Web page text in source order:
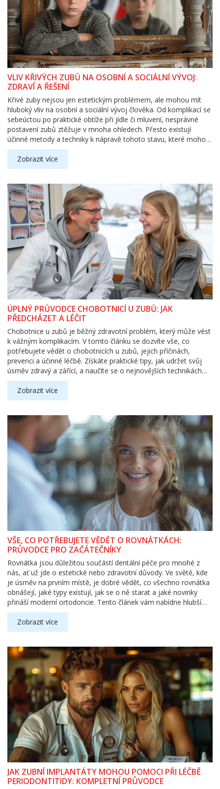
VLIV KŘIVÝCH ZUBŮ NA OSOBNÍ A SOCIÁLNÍ VÝVOJ:
ZDRAVÍ A ŘEŠENÍ
Křivé zuby nejsou jen estetickým problémem, ale mohou mít
hluboký vliv na osobní a sociální vývoj člověka. Od komplikací se
sebeúctou po praktické obtíže při jídle či mluvení, nesprávné
postavení zubů ztěžuje v mnoha ohledech. Přesto existují
účinné metody a techniky k nápravě tohoto stavu, které mohou
výrazně zlepšit kvalitu života. Tento článek nabízí hluboký pohled
na problém křivých zubů, poskytuje zajímavá fakta a nabízí
nápady, jak situaci řešit.
Zobrazit více
ÚPLNÝ PRŮVODCE CHOBOTNICÍ U ZUBŮ: JAK
PŘEDCHÁZET A LÉČIT
Chobotnice u zubů je běžný zdravotní problém, který může vést
k vážným komplikacím. V tomto článku se dozvíte vše, co
potřebujete vědět o chobotnicích u zubů, jejich příčinách,
prevenci a účinné léčbě. Získáte praktické tipy, jak udržet svůj
úsměv zdravý a zářící, a naučíte se o nejnovějších technikách
léčby a prevenci této nepříjemné zdravotní pohromy.
Zobrazit více
VŠE, CO POTŘEBUJETE VĚDĚT O ROVNÁTKÁCH:
PRŮVODCE PRO ZAČÁTEČNÍKY
Rovnátka jsou důležitou součástí dentální péče pro mnohé z
nás, ať už jde o estetické nebo zdravotní důvody. Ve světě, kde
je úsměv na prvním místě, je dobré vědět, co všechno rovnátka
obnášejí, jaké typy existují, jak se o ně starat a jaké novinky
přináší moderní ortodoncie. Tento článek vám nabídne hlubší
pohled na rovnátka, jejich vývoj, péči a přínosy, které mohou
přinést vašemu životu.
Zobrazit více
JAK ZUBNÍ IMPLANTÁTY MOHOU POMOCI PŘI LÉČBĚ
PERIODONTITIDY: KOMPLETNÍ PRŮVODCE